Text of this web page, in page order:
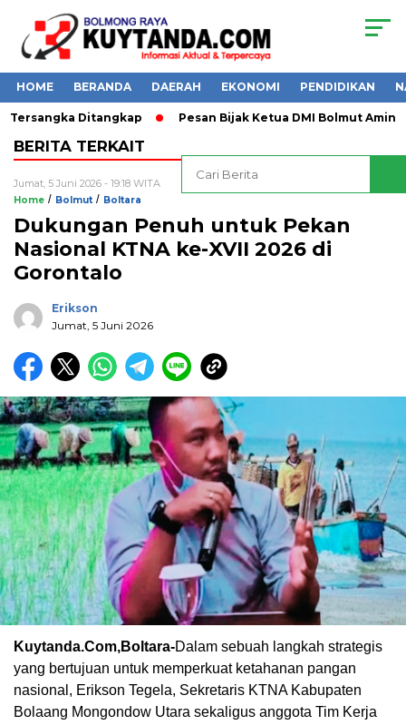
HOME BERANDA DAERAH EKONOMI PENDIDIKAN
Ditangkap Pesan Bijak Ketua DMI Bolmut Amin
Home / Bolmut/ Boltara
Dukungan Penuh untuk Pekan
Nasional KTNA ke-XVII 2026 di
Gorontalo
Erikson
Jumat, 5 Juni 2026
Kuytanda.Com,Boltara-Dalam sebuah langkah strategis
yang bertujuan untuk memperkuat ketahanan pangan
nasional, Erikson Tegela, Sekretaris KTNA Kabupaten
Bolaang Mongondow Utara sekaligus anggota Tim Kerja
BERITA TERKAIT
Jumat, 5 Juni 2026 - 19:18 WITA